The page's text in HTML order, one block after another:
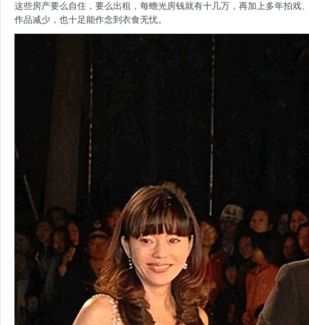
这些房产要么自住，要么出租，每蟾光房钱就有十几万，再加上多年拍戏
作品减少，也十足能作念到衣食无忧。